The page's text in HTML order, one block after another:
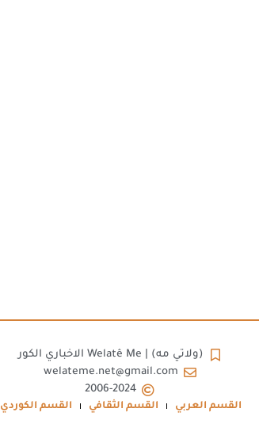
(ولاتي مه) | Welatê Me الاخباري الكور
welateme.net@gmail.com
2006-2024
القسم العربي القسم الثقافي القسم الكوردي